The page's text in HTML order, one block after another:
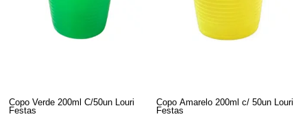
Copo Verde 200ml C/50un Louri
Festas
Copo Amarelo 200ml c/ 50un Louri
Festas